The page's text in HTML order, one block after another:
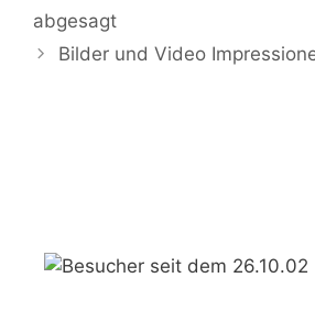
abgesagt
Bilder und Video